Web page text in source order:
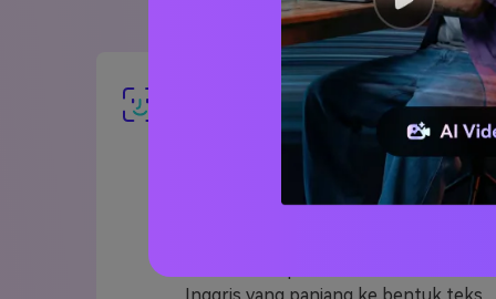
Penerangan Online
yang cepat
Program pengenalan pengucapan
Inggris yang panjang ke bentuk teks